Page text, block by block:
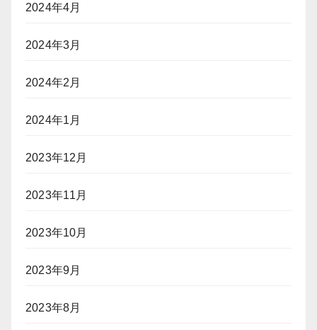
2024年4月
2024年3月
2024年2月
2024年1月
2023年12月
2023年11月
2023年10月
2023年9月
2023年8月